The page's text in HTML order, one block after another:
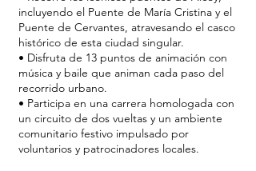
incluyendo el Puente de María Cristina y el
Puente de Cervantes, atravesando el casco
histórico de esta ciudad singular.
• Disfruta de 13 puntos de animación con
música y baile que animan cada paso del
recorrido urbano.
• Participa en una carrera homologada con
un circuito de dos vueltas y un ambiente
comunitario festivo impulsado por
voluntarios y patrocinadores locales.